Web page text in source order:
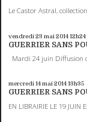
Le Castor Astral,
vendredi 23 mai 201412h24
GUERRIER SANS
Mardi 24 juin Diffusion
mercredi 14mai 201413h35
GUERRIER SANS
EN LIBRAIRIE LE 19 JUIN